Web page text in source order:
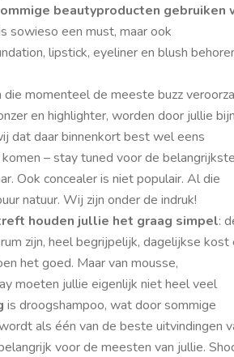
beautyproducten gebruiken
sowieso een must, maar ook
lipstick, eyeliner en blush
die momenteel de meeste buzz
en highlighter, worden door jullie
dat daar binnenkort best wel eens
–stay tuned voor de
Ook concealer is niet populair. Al die
natuur. Wij zijn onder de indruk!
houden jullie het graag simpel:
zijn, heel begrijpelijk, dagelijkse kost
het goed. Maar van mousse,
moeten jullie eigenlijk niet heel veel
is droogshampoo, wat door sommige
als één van de beste uitvindingen
voor de meesten van jullie.